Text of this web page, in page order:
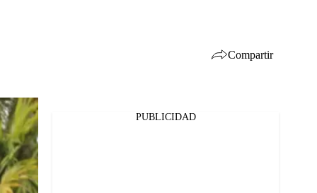
Compartir
Facebook
Twitter
Whatsapp
PUBLICIDAD